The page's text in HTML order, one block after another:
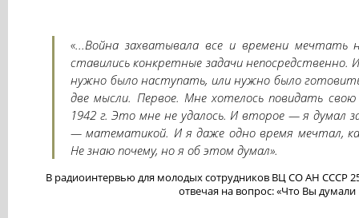
«...Война захватывала все и времени
ставились конкретные задачи непосредственно.
нужно было наступать, или нужно было
две мысли. Первое. Мне хотелось повидать
1942 г. Это мне не удалось. И второе — я думал
— математикой. И я даже одно время мечтал,
Не знаю почему, но я об этом думал».
В радиоинтервью для молодых сотрудников ВЦ СО АН СССР
отвечая на вопрос: «Что Вы